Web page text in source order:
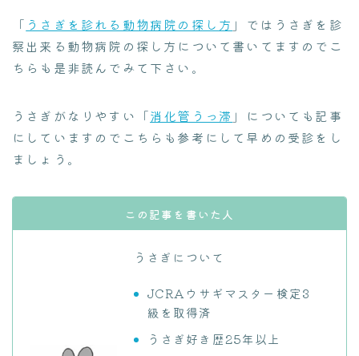
「 うさぎを診れる動物病院の探し方 」ではうさぎを診
察出来る動物病院の探し方について書いてますのでこ
ちらも是非読んでみて下さい。
うさぎがなりやすい「消化管うっ滞 」についても記事
にしていますのでこちらも参考にして早めの受診をし
ましょう。
この記事を書いた人
うさぎについて
JCRAウサギマスター検定3
級を取得済
うさぎ好き歴25年以上